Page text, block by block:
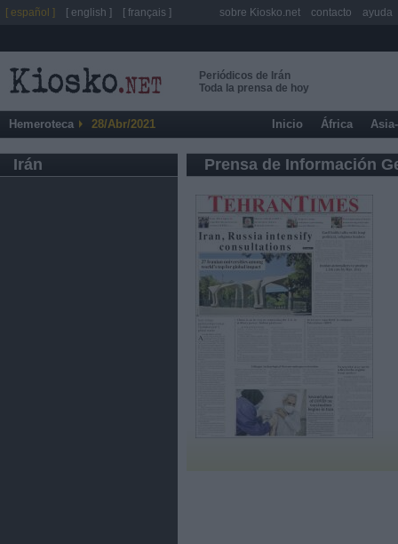
Periódicos de Irán
Toda la prensa de hoy
Hemeroteca 28/Abr/2021 Inicio África
Irán Prensa de Información
[ español ] [ english ] [ français ] sobre Kiosko.net contacto ayuda